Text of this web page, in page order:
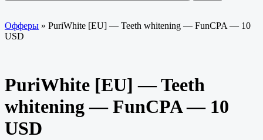
Офферы » PuriWhite [EU] — Teeth whitening — FunCPA — 10
USD
PuriWhite [EU] — Teeth
whitening — FunCPA — 10
USD